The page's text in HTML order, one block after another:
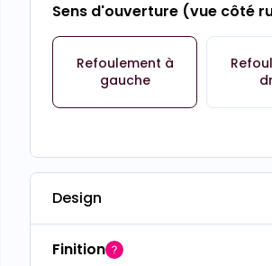
Sens d'ouverture (vue côté
Refoulement à
gauche
Design
Finition